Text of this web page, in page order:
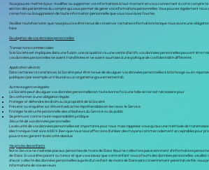
Vous pouvez mettre à jour, modifier ou supprimer vos informations à tout moment en vous connectant à votre compte
section des paramètres du compte qui vous permet de gérer vos informations personnelles. Vous pouvez également nous
correction ou la suppression de toute information personnelle que vous nous avez fournie.
Veuillez toutefois noter que nous pouvons être tenus de conserver certaines informations lorsque nous avons une
faire.
Divulgation de vos données personnelles
Transactions commerciales
Si la Société est impliquée dans une fusion, une acquisition ou une vente d’actifs, vos données personnelles peuvent être
vos données personnelles ne soient transférées et ne soient soumises à une politique de confidentialité différente.
Application de la loi
Dans certaines circonstances, la Société peut être tenue de divulguer vos données personnelles si la loi l’exige ou en
publiques (par exemple un tribunal ou un organisme gouvernemental).
Autres exigences légales
La Société peut divulguer vos données personnelles en toute bonne foi si une telle action est nécessaire pour :
Se conformer à une obligation légale
Protéger et défendre les droits ou la propriété de la Société
Prévenir ou enquêter sur d’éventuels actes répréhensibles en lien avec le Service
Protéger la sécurité personnelle des utilisateurs du Service ou du public
Se prémunir contre toute responsabilité juridique
Sécurité de vos données personnelles
La sécurité de vos données personnelles est importante pour nous, mais rappelez-vous qu’aucune méthode de
électronique n’est sûre à 100 %. Bien que nous nous efforcions d’utiliser des moyens commercialement acceptables pour
pouvons en garantir la sécurité absolue.
Vie privée des enfants
Notre Service ne s’adresse pas aux personnes de moins de 13 ans. Nous ne collectons pas sciemment d’informations
de 13 ans. Si vous êtes parent ou tuteur et que vous savez que votre enfant nous a fourni des données personnelles,
d’avoir collecté des données personnelles auprès d’un enfant de moins de 13 ans sans consentement parental vérifié, nous
informations de nos serveurs.